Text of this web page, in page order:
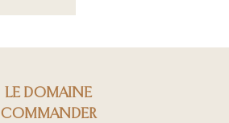
LE DOMAINE
COMMANDER